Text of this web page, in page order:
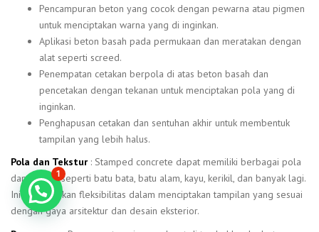
Pencampuran beton yang cocok dengan pewarna atau pigmen
untuk menciptakan warna yang di inginkan.
Aplikasi beton basah pada permukaan dan meratakan dengan
alat seperti screed.
Penempatan cetakan berpola di atas beton basah dan
pencetakan dengan tekanan untuk menciptakan pola yang di
inginkan.
Penghapusan cetakan dan sentuhan akhir untuk membentuk
tampilan yang lebih halus.
Pola dan Tekstur : Stamped concrete dapat memiliki berbagai pola
dan tekstur, seperti batu bata, batu alam, kayu, kerikil, dan banyak lagi.
Ini memberikan fleksibilitas dalam menciptakan tampilan yang sesuai
dengan gaya arsitektur dan desain eksterior.
1
Konsultasi GRATIS!